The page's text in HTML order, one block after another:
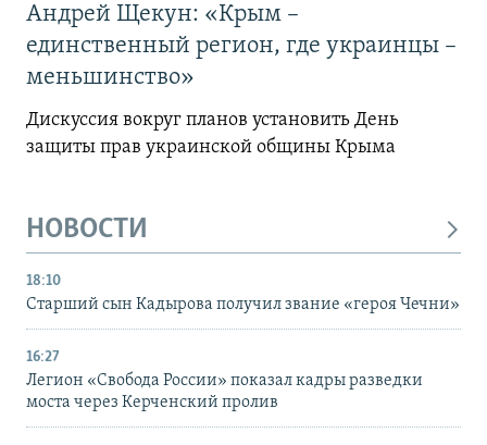
Андрей Щекун: «Крым –
единственный регион, где украинцы –
меньшинство»
Дискуссия вокруг планов установить День
защиты прав украинской общины Крыма
НОВОСТИ
18:10
Старший сын Кадырова получил звание «героя Чечни»
16:27
Легион «Свобода России» показал кадры разведки
моста через Керченский пролив